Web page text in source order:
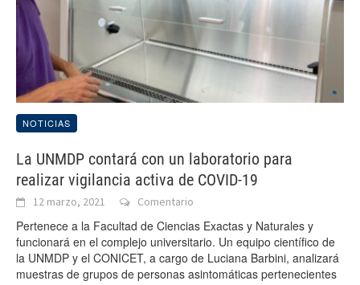
NOTICIAS
La UNMDP contará con un laboratorio para
realizar vigilancia activa de COVID-19
12 marzo, 2021 Comentario
Pertenece a la Facultad de Ciencias Exactas y Naturales y
funcionará en el complejo universitario. Un equipo científico de
la UNMDP y el CONICET, a cargo de Luciana Barbini, analizará
muestras de grupos de personas asintomáticas pertenecientes